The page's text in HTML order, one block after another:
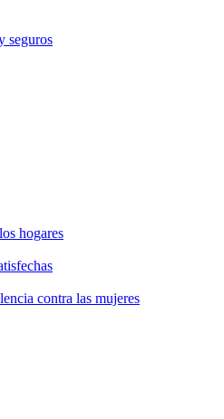
seguros
hogares
contra las mujeres